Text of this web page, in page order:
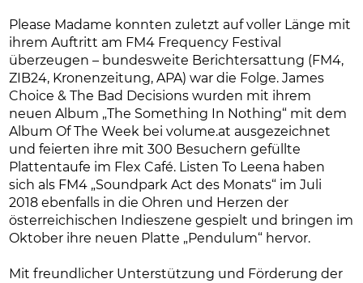
Please Madame konnten zuletzt auf voller Länge mit
ihrem Auftritt am FM4 Frequency Festival
überzeugen – bundesweite Berichtersattung (FM4,
ZIB24, Kronenzeitung, APA) war die Folge. James
Choice & The Bad Decisions wurden mit ihrem
neuen Album „The Something In Nothing“ mit dem
Album Of The Week bei volume.at ausgezeichnet
und feierten ihre mit 300 Besuchern gefüllte
Plattentaufe im Flex Café. Listen To Leena haben
sich als FM4 „Soundpark Act des Monats“ im Juli
2018 ebenfalls in die Ohren und Herzen der
österreichischen Indieszene gespielt und bringen im
Oktober ihre neuen Platte „Pendulum“ hervor.
Mit freundlicher Unterstützung und Förderung der